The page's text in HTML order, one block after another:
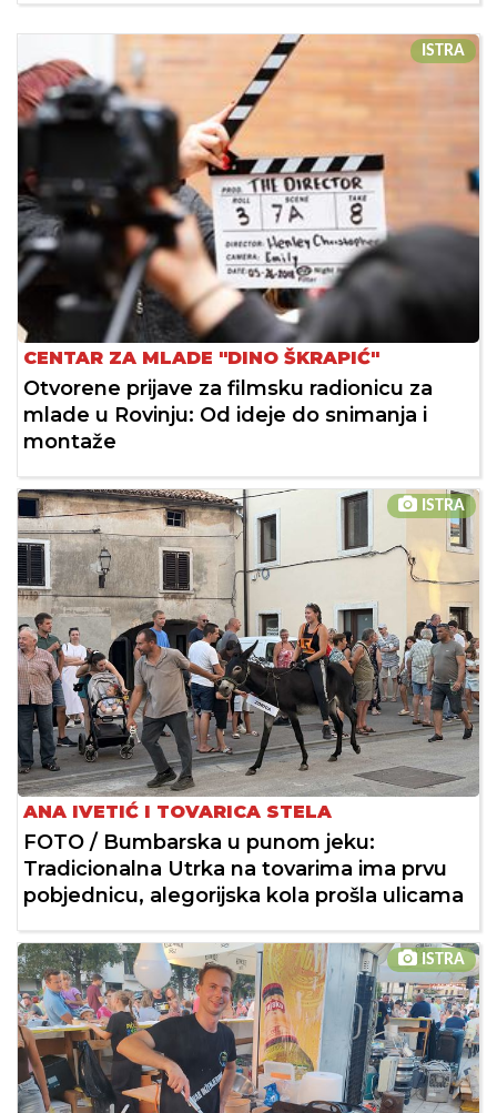
ISTRA
CENTAR ZA MLADE "DINO ŠKRAPIĆ"
Otvorene prijave za filmsku radionicu za
mlade u Rovinju: Od ideje do snimanja i
montaže
ISTRA
ANA IVETIĆ I TOVARICA STELA
FOTO / Bumbarska u punom jeku:
Tradicionalna Utrka na tovarima ima prvu
pobjednicu, alegorijska kola prošla ulicama
ISTRA